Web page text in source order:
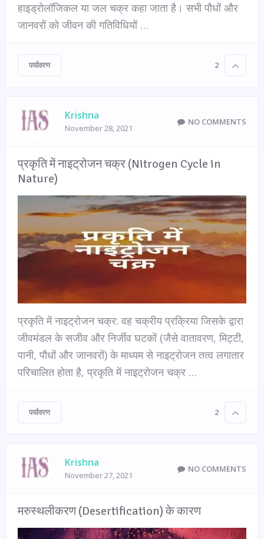
हाइड्रोलॉजिकल या जल चक्र कहा जाता है। सभी पौधों और
जानवरों को जीवन की गतिविधियों …
पर्यावरण 2
Krishna
November 28, 2021
NO COMMENTS
प्रकृति में नाइट्रोजन चक्र (Nitrogen Cycle in
Nature)
प्रकृति में नाइट्रोजन चक्र: वह चक्रीय प्रक्रिया जिसके द्वारा
जीवमंडल के सजीव और निर्जीव घटकों (जैसे वातावरण, मिट्टी,
पानी, पौधों और जानवरों) के माध्यम से नाइट्रोजन तत्व लगातार
परिचालित होता है, प्रकृति में नाइट्रोजन चक्र …
पर्यावरण 2
Krishna
November 27, 2021
NO COMMENTS
मरुस्थलीकरण (Desertification) के कारण